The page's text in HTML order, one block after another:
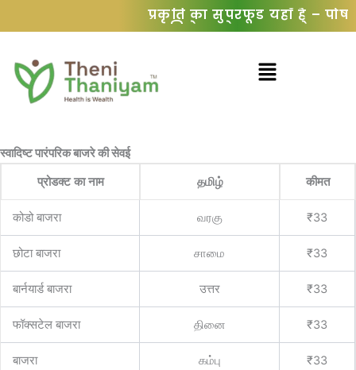
प्रकृति का सुपरफूड यहाँ है –
मिलेट्स के साथ अपने आहार
मेनू
स्वादिष्ट पारंपरिक बाजरे की सेवई
प्रोडक्ट का नाम
தமிழ் कीमत
कोडो बाजरा வரகு ₹33
छोटा बाजरा சாமை ₹33
बार्नयार्ड बाजरा उत्तर ₹33
फॉक्सटेल बाजरा தினை ₹33
बाजरा கம்பு ₹33